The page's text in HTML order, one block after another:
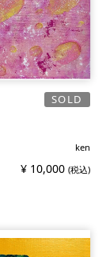
SOLD
ken
¥ 10,000 (税込)